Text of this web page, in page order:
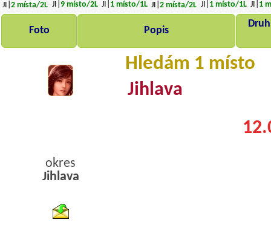
JI| 2 místa/2L JI| 9místo/2L JI| 1místo/1L JI| 2 místa/2L JI| 1místo/1L JI| 1
Foto Popis
Hledám 1 místo
Jihlava
okres
Jihlava